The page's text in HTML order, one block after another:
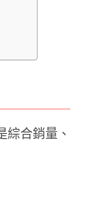
綜合銷量、